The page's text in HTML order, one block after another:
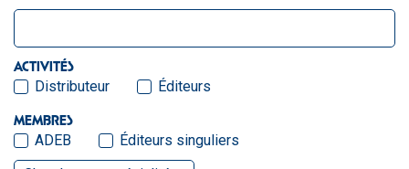
ACTIVITÉS
Distributeur Éditeurs
MEMBRES
ADEB
Éditeurs singuliers